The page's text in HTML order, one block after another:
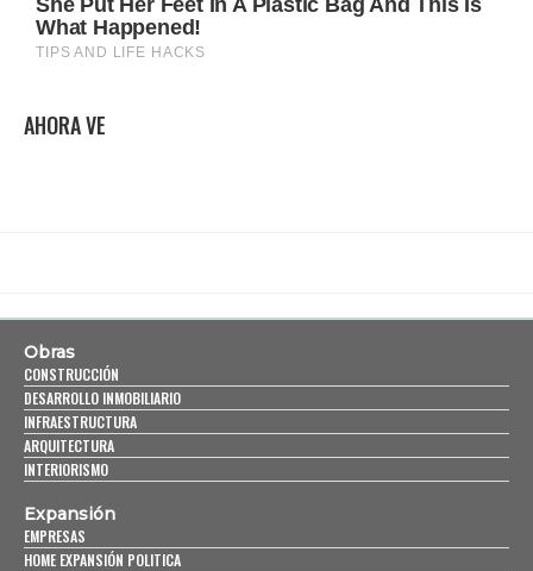
AHORA VE
Obras
CONSTRUCCIÓN
DESARROLLO INMOBILIARIO
INFRAESTRUCTURA
ARQUITECTURA
INTERIORISMO
Expansión
EMPRESAS
HOME EXPANSIÓN POLITICA